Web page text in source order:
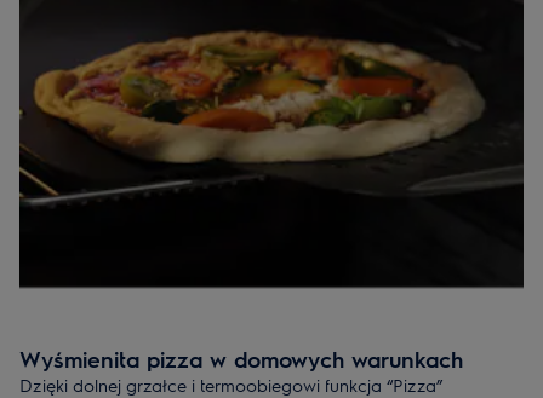
Wyśmienita pizza w domowych warunkach
Dzięki dolnej grzałce i termoobiegowi funkcja “Pizza”